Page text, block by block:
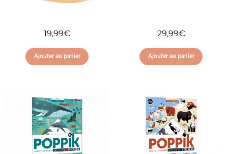
19,99€
Ajouter au panier
Ajouter à ma liste
d'envies
29,99€
Ajouter au panier
Ajouter à ma liste
d'envies